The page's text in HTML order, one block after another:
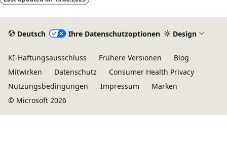
Deutsch Ihre Datenschutzoptionen Design
KI-Haftungsausschluss Frühere Versionen
Blog
Mitwirken
Datenschutz
Consumer Health Privacy
Nutzungsbedingungen
Impressum
Marken
© Microsoft 2026